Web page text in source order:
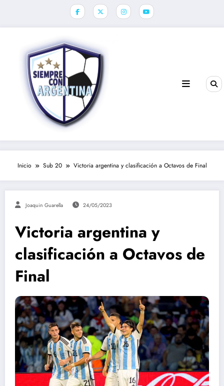
Inicio Sub 20 Victoria argentina y clasificación a Octavos de Final
Joaquin Guarella 24/05/2023
Victoria argentina y
clasificación a Octavos de
Final